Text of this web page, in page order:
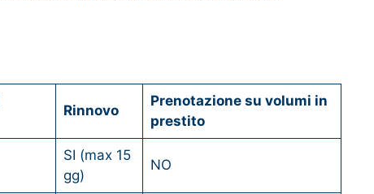
Rinnovo
Prenotazione su volumi in
prestito
SI (max 15
gg)
NO